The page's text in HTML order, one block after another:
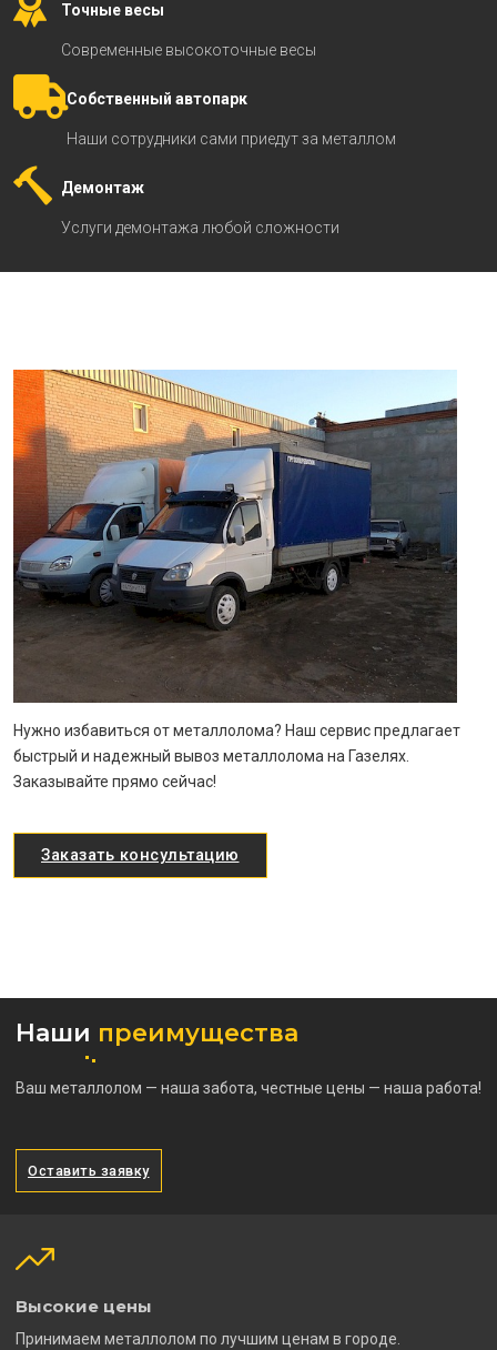
Точные весы
Современные высокоточные весы
Собственный автопарк
Наши сотрудники сами приедут за металлом
Демонтаж
Услуги демонтажа любой сложности
Нужно избавиться от металлолома? Наш сервис предлагает
быстрый и надежный вывоз металлолома на Газелях.
Заказывайте прямо сейчас!
Заказать консультацию
Наши преимущества
Ваш металлолом — наша забота, честные цены — наша работа!
Оставить заявку
Высокие цены
Принимаем металлолом по лучшим ценам в городе.